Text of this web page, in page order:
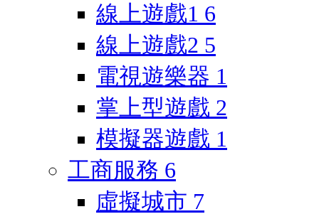
線上遊戲1 6
線上遊戲2 5
電視遊樂器 1
掌上型遊戲 2
模擬器遊戲 1
工商服務 6
虛擬城市 7